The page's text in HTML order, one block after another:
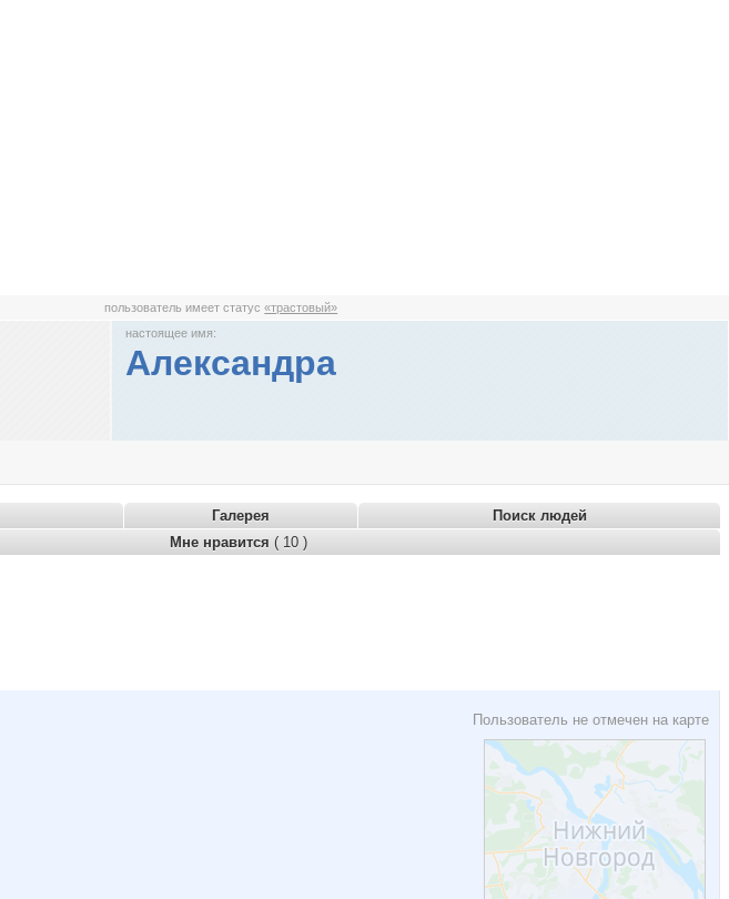
пользователь имеет статус«трастовый»
настоящее имя:
Александра
Галерея
Поиск людей
Мне нравится ( 10 )
Пользователь не отмечен на карте